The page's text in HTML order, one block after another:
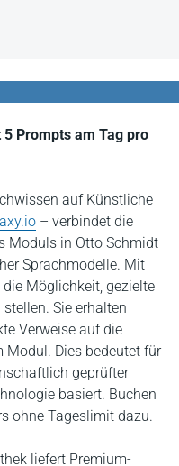
Prompts am Tag pro
auf Künstliche
– verbindet die
Moduls in Otto Schmidt
Sprachmodelle. Mit
die Möglichkeit, gezielte
Sie erhalten
Verweise auf die
Modul. Dies bedeutet für
geprüfter
basiert. Buchen
ohne Tageslimit dazu.
liefert Premium-